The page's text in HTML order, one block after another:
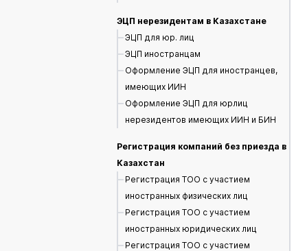
ЭЦП нерезидентам в Казахстане
ЭЦП для юр. лиц
ЭЦП иностранцам
Оформление ЭЦП для иностранцев,
имеющих ИИН
Оформление ЭЦП для юрлиц
нерезидентов имеющих ИИН и БИН
Регистрация компаний без приезда в
Казахстан
Регистрация ТОО с участием
иностранных физических лиц
Регистрация ТОО с участием
иностранных юридических лиц
Регистрация ТОО с участием